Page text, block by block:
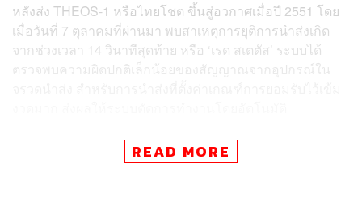
หลังส่ง THEOS-1 หรือไทยโชต ขึ้นสู่อวกาศเมื่อปี 2551 โดย
เมื่อวันที่ 7 ตุลาคมที่ผ่านมา พบสาเหตุการยุติการนำส่งเกิด
จากช่วงเวลา 14 วินาทีสุดท้าย หรือ ‘เรด สเตตัส’ ระบบได้
ตรวจพบความผิดปกติเล็กน้อยของสัญญาณจากอุปกรณ์ใน
โดยได้วิเคราะห์ถึงที่มาและแก้ปัญหาแล้ว ภาพรวมเป็นไป
ด้วยความเรียบร้อยและไม่มีปัญหาเกิดขึ้น ทั้งนี้ ขอขอบคุณ
READ MORE